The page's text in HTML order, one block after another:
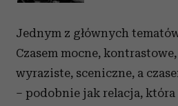
Jednym z głównych
Czasem mocne,
wyraziste, sceniczne, a
– podobnie jak relacja, która